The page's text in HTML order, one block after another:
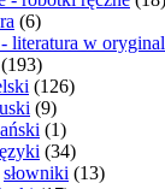
(6)
literatura w
(193)
(126)
(9)
(1)
(34)
słowniki (13)